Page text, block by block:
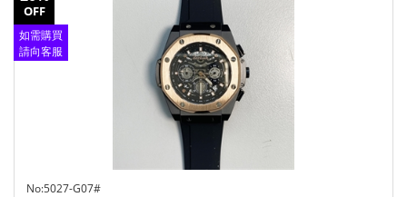
OFF
如需購買
請向客服
No:5027-G07#